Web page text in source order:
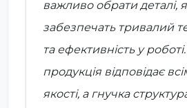
важливо обрати деталі,
забезпечать тривалий
та ефективність у
продукція відповідає
якості, а гнучка